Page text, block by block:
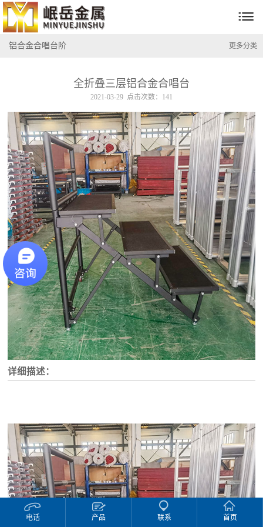

更多分类
铝合金合唱台阶
全折叠三层铝合金合唱台
2021-03-29 点击次数：141
详细描述：
电话 产品 联系 首页